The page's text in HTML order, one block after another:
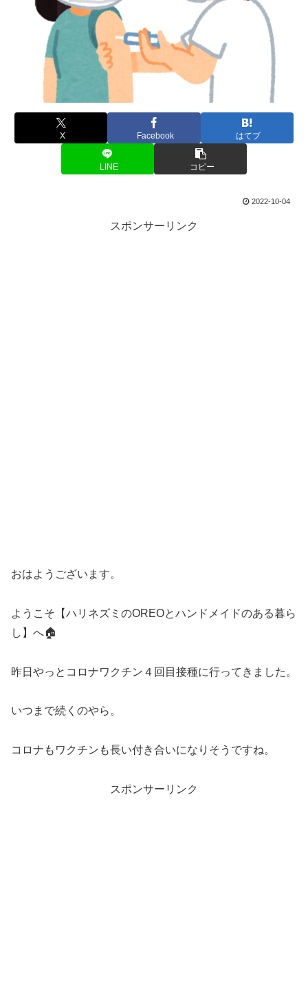
X Facebook はてブ
LINE コピー
2022-10-04
スポンサーリンク
おはようございます。
ようこそ【ハリネズミのOREOとハンドメイドのある暮ら
し】へ🏠
昨日やっとコロナワクチン４回目接種に行ってきました。
いつまで続くのやら。
コロナもワクチンも長い付き合いになりそうですね。
スポンサーリンク